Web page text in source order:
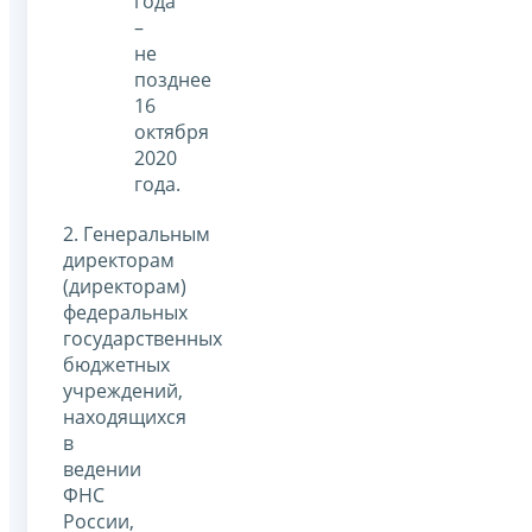
–
не
позднее
16
октября
2020
года.
2. Генеральным
директорам
(директорам)
федеральных
государственных
бюджетных
учреждений,
находящихся
в
ведении
ФНС
России,